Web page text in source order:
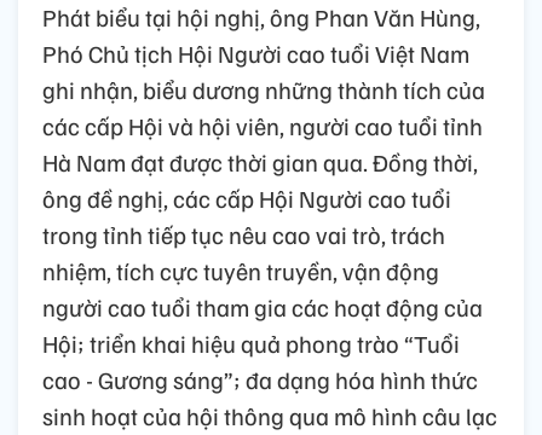
Phát biểu tại hội nghị, ông Phan Văn Hùng,
Phó Chủ tịch Hội Người cao tuổi Việt Nam
ghi nhận, biểu dương những thành tích của
các cấp Hội và hội viên, người cao tuổi tỉnh
Hà Nam đạt được thời gian qua. Đồng thời,
ông đề nghị, các cấp Hội Người cao tuổi
trong tỉnh tiếp tục nêu cao vai trò, trách
nhiệm, tích cực tuyên truyền, vận động
người cao tuổi tham gia các hoạt động của
Hội; triển khai hiệu quả phong trào “Tuổi
cao - Gương sáng”; đa dạng hóa hình thức
sinh hoạt của hội thông qua mô hình câu lạc